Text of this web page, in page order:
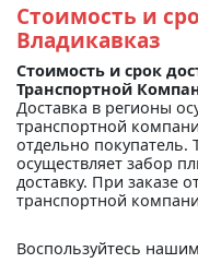
Стоимость и
Владикавказ
Стоимость и срок
Транспортной
Доставка в регионы
транспортной
отдельно покупатель.
осуществляет забор
доставку. При заказе
транспортной
Воспользуйтесь